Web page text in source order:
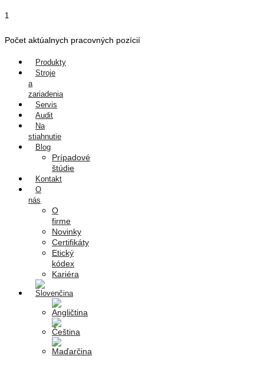
na
1
Počet aktúalnych pracovných pozícií
Produkty
Stroje
a
zariadenia
Servis
Audit
Na
stiahnutie
Blog
Prípadové
štúdie
Kontakt
O
nás
O
firme
Novinky
Certifikáty
Etický
kódex
Kariéra